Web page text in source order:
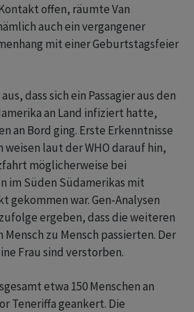
offen, räumte Van
auch ein vergangener
mit einer Geburtstagsfeier
dass sich ein Passagier aus den
an Land infiziert hatte,
an Bord ging. Erste Erkenntnisse
laut der WHO darauf hin,
möglicherweise bei
im Süden Südamerikas mit
gekommen war. Gen-Analysen
ergeben, dass die weiteren
zu Mensch passierten. Der
Frau sind verstorben.
etwa 150 Menschen an
Teneriffa geankert. Die